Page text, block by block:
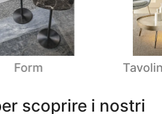
Form
scoprire i nostri